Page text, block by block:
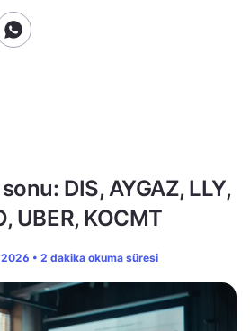
DIS, AYGAZ, LLY,
UBER, KOCMT
• 2 dakika okuma süresi